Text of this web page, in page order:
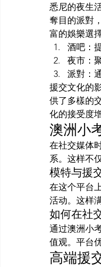
悉尼的夜生
奪目的派對
富的娛樂選
酒吧：
夜市：
派對：
援交文化的
供了多樣的
化的接受度
澳洲小
在社交媒体
系。这样不
模特与援
在这个平台
活动。这样
如何在社
通过澳洲小
值观。平台
高端援